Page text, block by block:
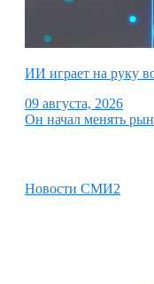
ИИ играет на руку
09 августа, 2026
Он начал менять
Новости СМИ2